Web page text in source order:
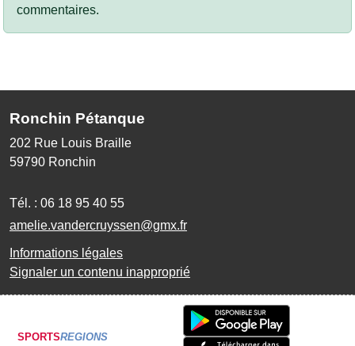
commentaires.
Ronchin Pétanque
202 Rue Louis Braille
59790 Ronchin
Tél. : 06 18 95 40 55
amelie.vandercruyssen@gmx.fr
Informations légales
Signaler un contenu inapproprié
SPORTSREGIONS